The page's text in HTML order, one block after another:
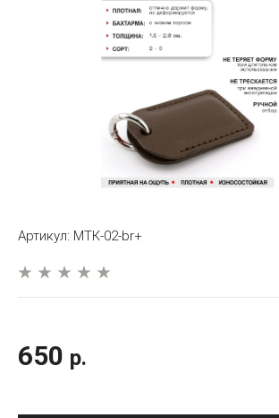
Артикул: МТК-02-br+
650 р.